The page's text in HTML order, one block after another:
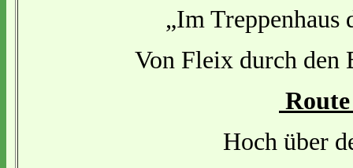
„Im Treppenhaus
Von Fleix durch den
Hoch über